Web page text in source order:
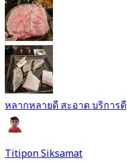
หลากหลายดี สะอาด บริการดี
Titipon Siksamat